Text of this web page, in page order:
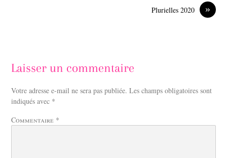
»
Plurielles 2020
Laisser un commentaire
Votre adresse e-mail ne sera pas publiée. Les champs obligatoires sont
indiqués avec *
Commentaire *